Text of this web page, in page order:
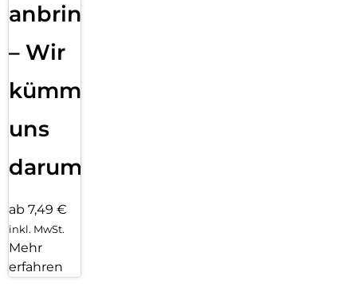
anbringen
– Wir
kümmern
uns
darum!
ab 7,49 €
inkl. MwSt.
Mehr
erfahren